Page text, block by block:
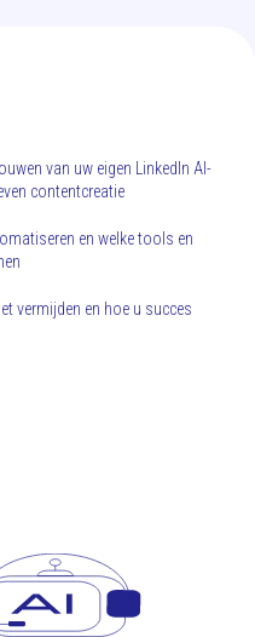
van uw eigen LinkedIn AI-
contentcreatie
en welke tools en
vermijden en hoe u succes